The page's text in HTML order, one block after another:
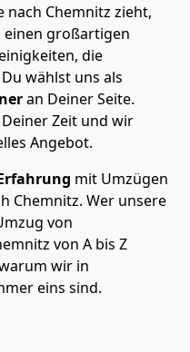
nach Chemnitz zieht,
einen großartigen
die
wählst uns als
an Deiner Seite.
Deiner Zeit und wir
Angebot.
mit Umzügen
Chemnitz. Wer unsere
von
von A bis Z
wir in
eins sind.